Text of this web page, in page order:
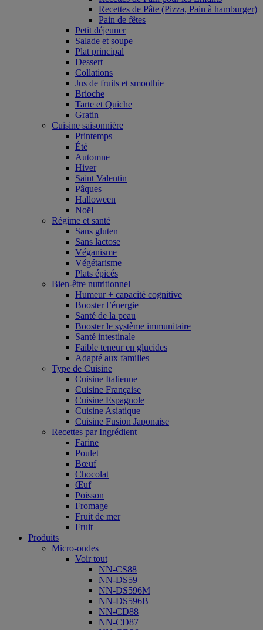
Recettes de Pâte (Pizza, Pain à hamburger)
Pain de fêtes
Petit déjeuner
Salade et soupe
Plat principal
Dessert
Collations
Jus de fruits et smoothie
Brioche
Tarte et Quiche
Gratin
Cuisine saisonnière
Printemps
Été
Automne
Hiver
Saint Valentin
Pâques
Halloween
Noël
Régime et santé
Sans gluten
Sans lactose
Véganisme
Végétarisme
Plats épicés
Bien-être nutritionnel
Humeur + capacité cognitive
Booster l’énergie
Santé de la peau
Booster le système immunitaire
Santé intestinale
Faible teneur en glucides
Adapté aux familles
Type de Cuisine
Cuisine Italienne
Cuisine Française
Cuisine Espagnole
Cuisine Asiatique
Cuisine Fusion Japonaise
Recettes par Ingrédient
Farine
Poulet
Bœuf
Chocolat
Œuf
Poisson
Fromage
Fruit de mer
Fruit
Produits
Micro-ondes
Voir tout
NN-CS88
NN-DS59
NN-DS596M
NN-DS596B
NN-CD88
NN-CD87